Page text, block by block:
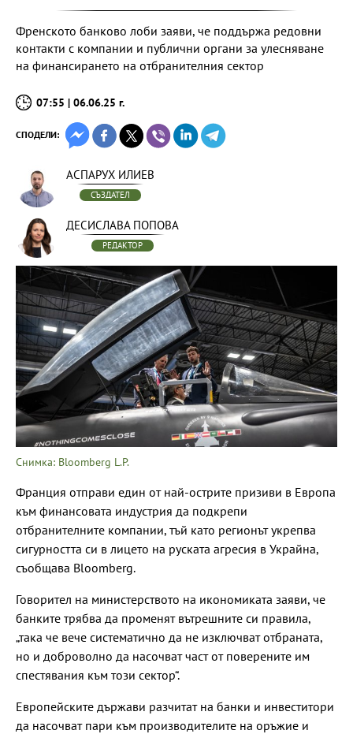
Френското банково лоби заяви, че поддържа редовни
контакти с компании и публични органи за улесняване
на финансирането на отбранителния сектор
07:55 | 06.06.25 г.
СПОДЕЛИ:
АСПАРУХ ИЛИЕВ
СЪЗДАТЕЛ
ДЕСИСЛАВА ПОПОВА
РЕДАКТОР
Снимка: Bloomberg L.P.
Франция отправи един от най-острите призиви в Европа
към финансовата индустрия да подкрепи
отбранителните компании, тъй като регионът укрепва
сигурността си в лицето на руската агресия в Украйна,
съобщава Bloomberg.
Говорител на министерството на икономиката заяви, че
банките трябва да променят вътрешните си правила,
„така че вече систематично да не изключват отбраната,
но и доброволно да насочват част от поверените им
спестявания към този сектор“.
Европейските държави разчитат на банки и инвеститори
да насочват пари към производителите на оръжие и